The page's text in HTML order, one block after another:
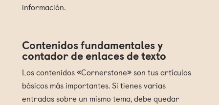
información.
Contenidos fundamentales y
contador de enlaces de texto
Los contenidos «Cornerstone» son tus artículos
básicos más importantes. Si tienes varias
entradas sobre un mismo tema, debe quedar